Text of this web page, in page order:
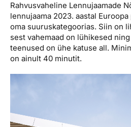
Rahvusvaheline Lennujaamade
lennujaama 2023. aastal
oma suuruskategoorias. Siin on
sest vahemaad on lühikesed
teenused on ühe katuse all.
on ainult 40 minutit.